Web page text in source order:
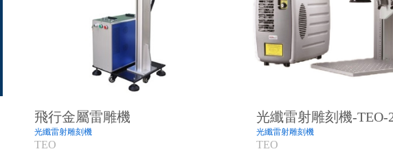
飛行金屬雷雕機
光纖雷射雕刻機
TEO
光纖雷射雕刻機-TEO-
光纖雷射雕刻機
TEO